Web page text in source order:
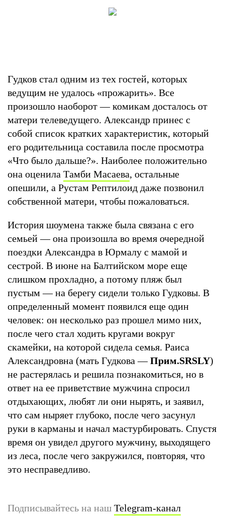
Гудков стал одним из тех гостей, которых
ведущим не удалось «прожарить». Все
произошло наоборот — комикам досталось от
матери телеведущего. Александр принес с
собой список кратких характеристик, который
его родительница составила после просмотра
«Что было дальше?». Наиболее положительно
она оценила Тамби Масаева, остальные
опешили, а Рустам Рептилоид даже позвонил
собственной матери, чтобы пожаловаться.
История шоумена также была связана с его
семьей — она произошла во время очередной
поездки Александра в Юрмалу с мамой и
сестрой. В июне на Балтийском море еще
слишком прохладно, а потому пляж был
пустым — на берегу сидели только Гудковы. В
определенный момент появился еще один
человек: он несколько раз прошел мимо них,
после чего стал ходить кругами вокруг
скамейки, на которой сидела семья. Раиса
Александровна (мать Гудкова —Прим.SRSLY)
не растерялась и решила познакомиться, но в
ответ на ее приветствие мужчина спросил
отдыхающих, любят ли они нырять, и заявил,
что сам ныряет глубоко, после чего засунул
руки в карманы и начал мастурбировать. Спустя
время он увидел другого мужчину, выходящего
из леса, после чего закружился, повторяя, что
это несправедливо.
Подписывайтесь на наш Telegram-канал